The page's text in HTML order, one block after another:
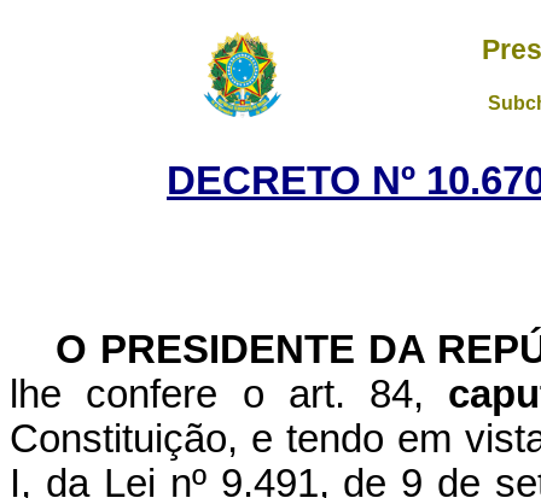
DECRETO Nº
O PRESIDENTE DA
lhe confere o art. 84,
Constituição, e tendo em
I, da Lei nº 9.491, de 9 de